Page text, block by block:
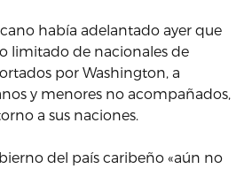
había adelantado ayer que
limitado de nacionales de
por Washington, a
y menores no acompañados,
a sus naciones.
del país caribeño «aún no